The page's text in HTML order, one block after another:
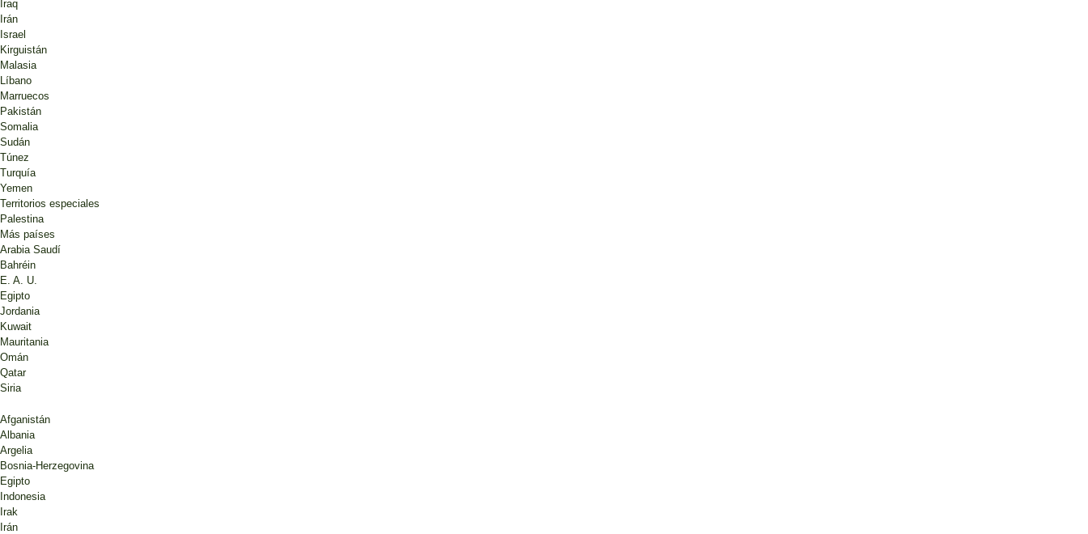
Iraq
Irán
Israel
Kirguistán
Malasia
Líbano
Marruecos
Pakistán
Somalia
Sudán
Túnez
Turquía
Yemen
Territorios especiales
Palestina
Más países
Arabia Saudí
Bahréin
E. A. U.
Egipto
Jordania
Kuwait
Mauritania
Omán
Qatar
Siria
Afganistán
Albania
Argelia
Bosnia-Herzegovina
Egipto
Indonesia
Irak
Irán